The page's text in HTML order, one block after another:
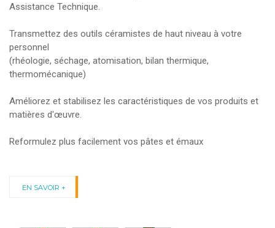
Assistance Technique.
Transmettez des outils céramistes de haut niveau à votre
personnel
(rhéologie, séchage, atomisation, bilan thermique,
thermomécanique)
Améliorez et stabilisez les caractéristiques de vos produits et
matières d'œuvre.
Reformulez plus facilement vos pâtes et émaux
EN SAVOIR +